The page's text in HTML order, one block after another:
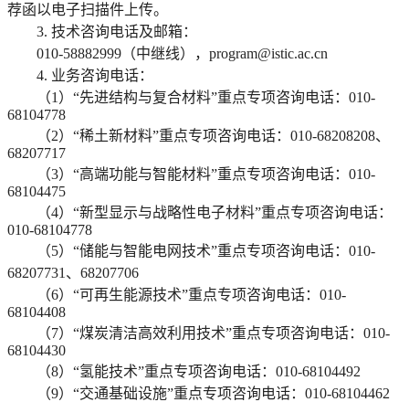
荐函以电子扫描件上传。
3. 技术咨询电话及邮箱：
010-58882999（中继线）， program@istic.ac.cn
4. 业务咨询电话：
（1）“先进结构与复合材料”重点专项咨询电话：010-
68104778
（2）“稀土新材料”重点专项咨询电话：010-68208208、
68207717
（3）“高端功能与智能材料”重点专项咨询电话：010-
68104475
（4）“新型显示与战略性电子材料”重点专项咨询电话：
010-68104778
（5）“储能与智能电网技术”重点专项咨询电话：010-
68207731、68207706
（6）“可再生能源技术”重点专项咨询电话：010-
68104408
（7）“煤炭清洁高效利用技术”重点专项咨询电话：010-
68104430
（8）“氢能技术”重点专项咨询电话：010-68104492
（9）“交通基础设施”重点专项咨询电话：010-68104462